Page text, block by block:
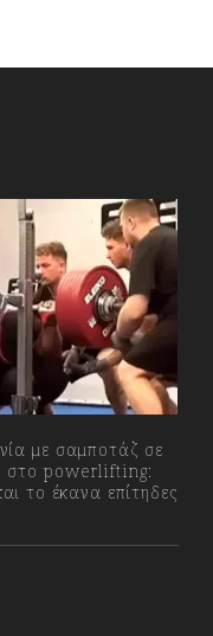
με σαμποτάζ σε
στο powerlifting:
το έκανα επίτηδες